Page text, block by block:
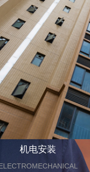
机电安装